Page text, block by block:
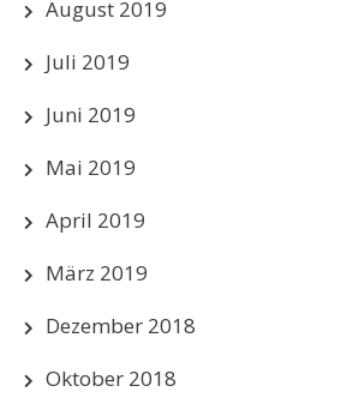
August 2019
Juli 2019
Juni 2019
Mai 2019
April 2019
März 2019
Dezember 2018
Oktober 2018